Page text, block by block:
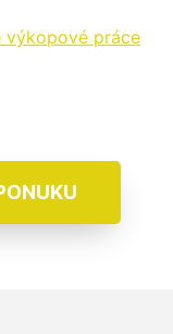
výkopové práce